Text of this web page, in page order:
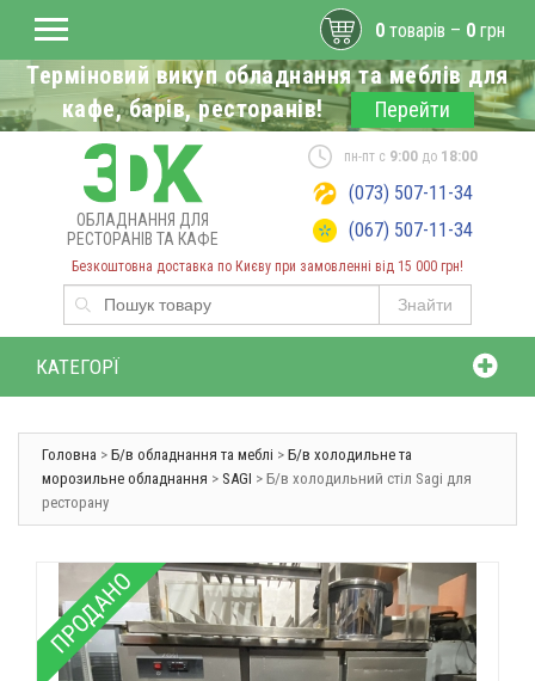
Терміновий викуп обладнання та меблів для
кафе, барів, ресторанів!
Перейти
ОБЛАДНАННЯ ДЛЯ
РЕСТОРАНІВ ТА КАФЕ
Безкоштовна доставка по Києву при замовленні від 15 000 грн!
Знайти
пн-пт с 9:00до 18:00
(073) 507-11-34
(067) 507-11-34
0 товарів – 0 грн
КАТЕГОРЇ
Головна > Б/в обладнання та меблі > Б/в холодильне та
морозильне обладнання > SAGI > Б/в холодильний стіл Sagi для
ресторану
ПРОДАНО